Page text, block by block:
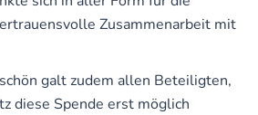
Zusammenarbeit mit
galt zudem allen Beteiligten,
diese Spende erst möglich